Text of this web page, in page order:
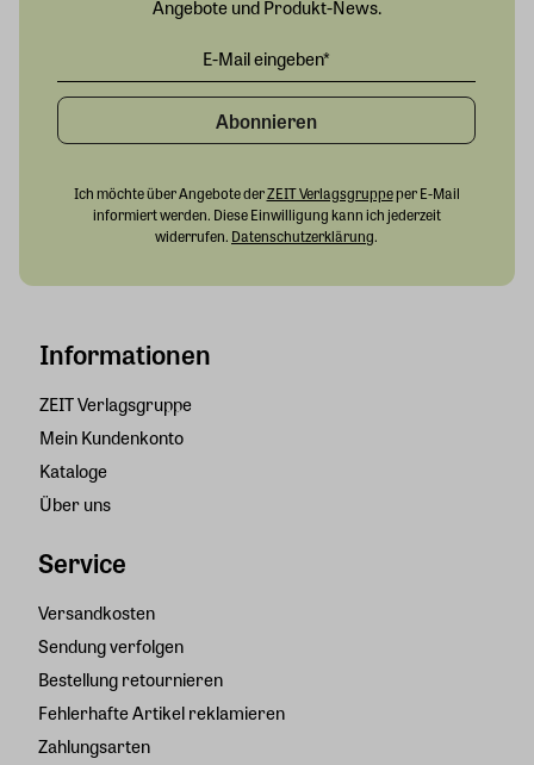
Informationen
ZEIT Verlagsgruppe
Mein Kundenkonto
Kataloge
Über uns
Service
Versandkosten
Sendung verfolgen
Bestellung retournieren
Fehlerhafte Artikel reklamieren
Zahlungsarten
Angebote und Produkt-News.
Abonnieren
Ich möchte über Angebote derZEIT Verlagsgruppeper E-Mail
informiert werden. Diese Einwilligung kann ich jederzeit
widerrufen. Datenschutzerklärung.